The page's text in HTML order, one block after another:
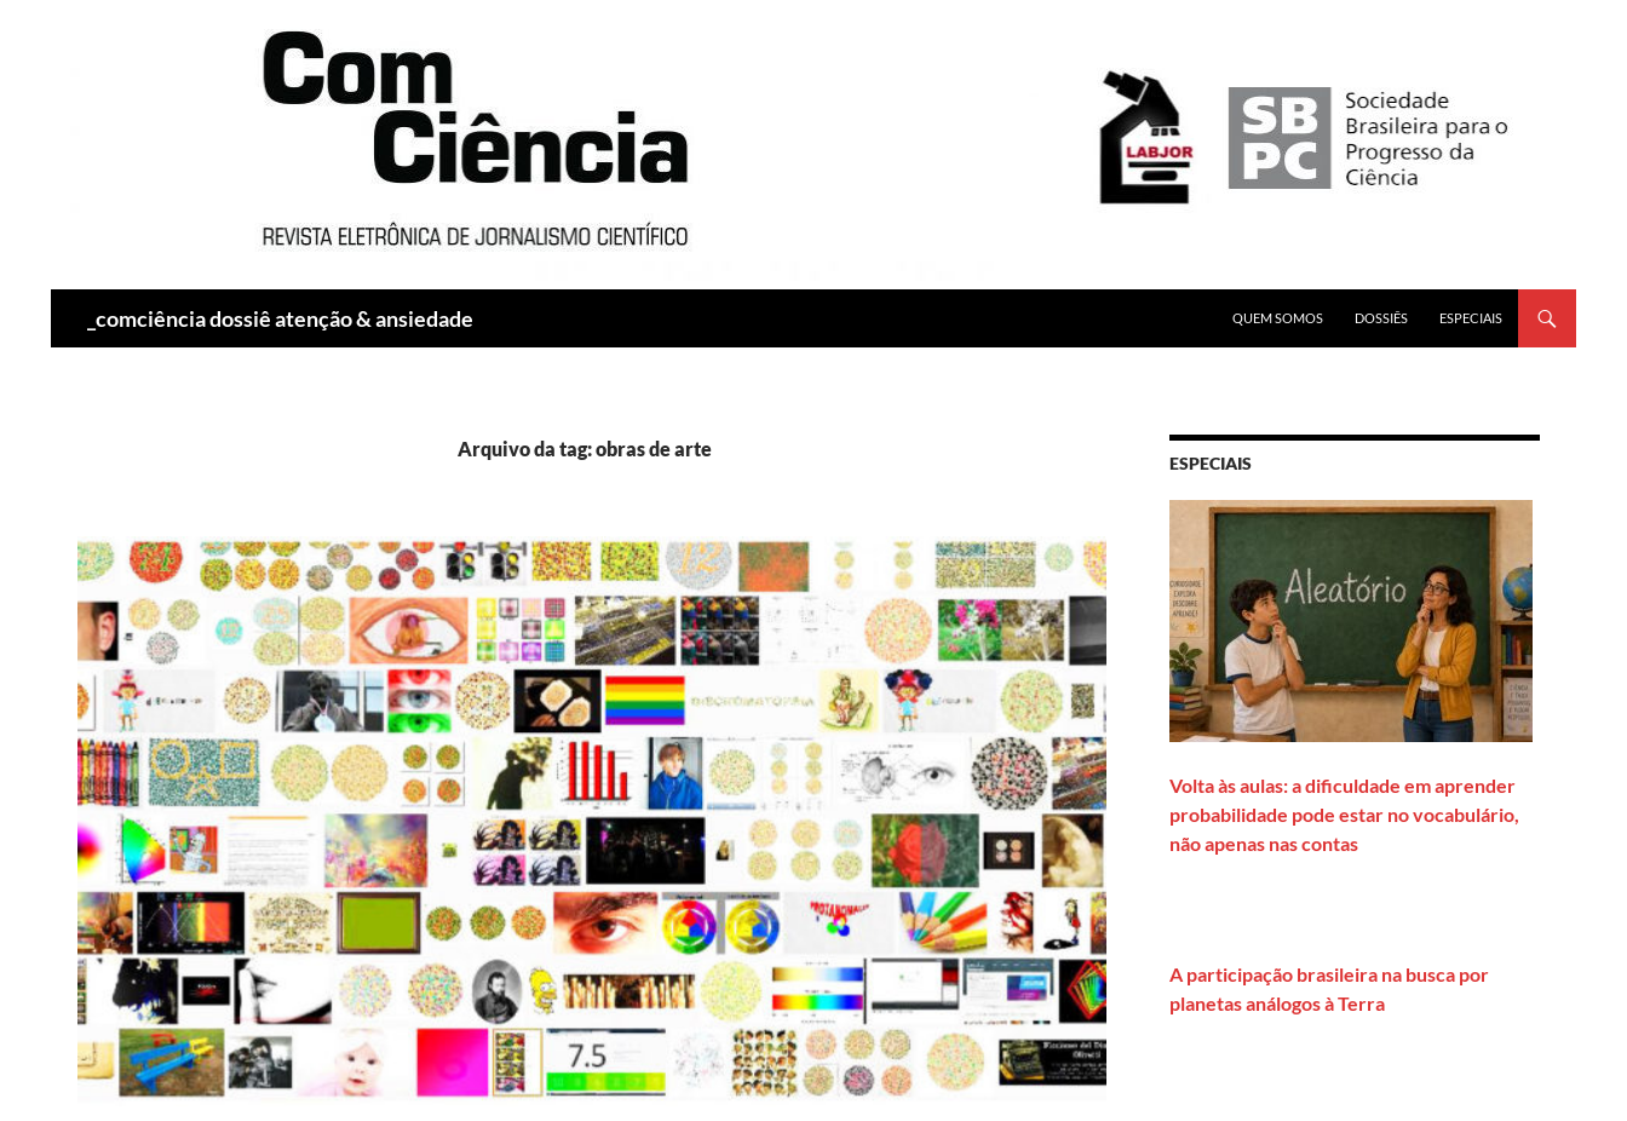
_comciência dossiê atenção & ansiedade
QUEM SOMOS
DOSSIÊS ESPECIAIS
Arquivo da tag: obras de arte
ESPECIAIS
Volta às aulas: a dificuldade em aprender
probabilidade pode estar no vocabulário,
não apenas nas contas
A participação brasileira na busca por
planetas análogos à Terra